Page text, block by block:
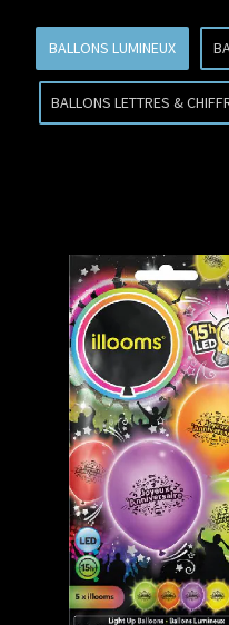
BALLONS LUMINEUX
BALLONS LETTRES &